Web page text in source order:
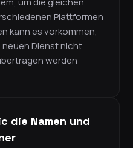
Plattformen
kann es vorkommen,
neuen Dienst nicht
werden
die Namen und